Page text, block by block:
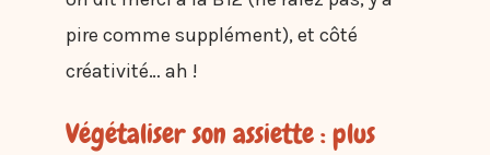
pire comme supplément), et côté
créativité… ah !
Végétaliser son assiette : plus